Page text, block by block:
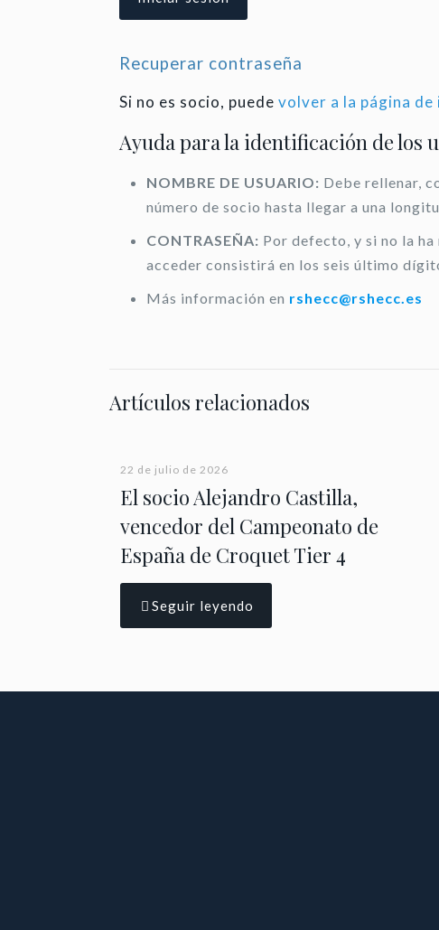
Recuperar contraseña
Si no es socio, puedevolver a la página de
Ayuda para la identificación de los
NOMBRE DE USUARIO: Debe rellenar,
número de socio hasta llegar a una
CONTRASEÑA: Por defecto, y si no la
acceder consistirá en los seis último
Más información en rshecc@rshecc.es
Artículos relacionados
22 de julio de 2026
El socio Alejandro Castilla,
vencedor del Campeonato de
España de Croquet Tier 4
Seguir leyendo